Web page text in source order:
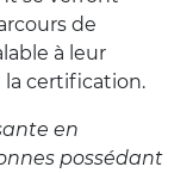
de
à leur
certification.
en
possédant